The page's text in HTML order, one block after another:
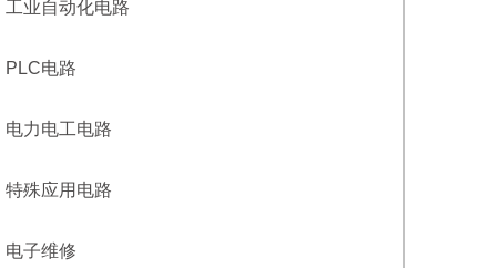
工业自动化电路
PLC电路
电力电工电路
特殊应用电路
电子维修